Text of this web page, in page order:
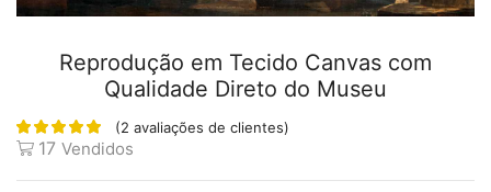
Reprodução em Tecido Canvas com
Qualidade Direto do Museu
(2 avaliações de clientes)
17 Vendidos